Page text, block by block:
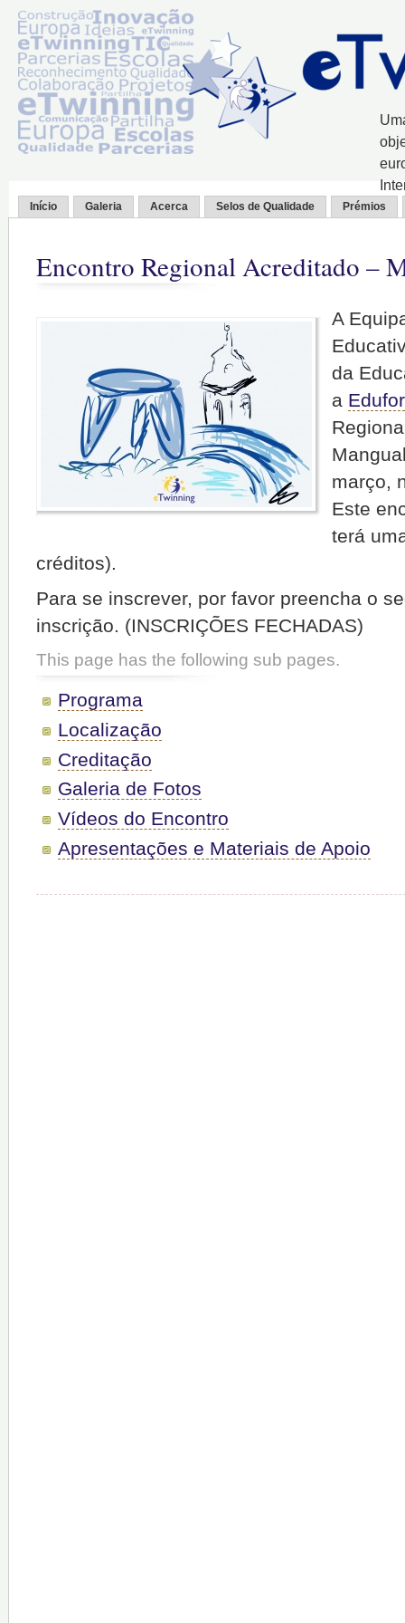
Início Galeria Acerca Selos de Qualidade Prémios
Encontro Regional Acreditado –
A
da
a Edufor
março,
Este
terá
créditos).
Para se inscrever, por favor preencha o
inscrição. (INSCRIÇÕES FECHADAS)
This page has the following sub pages.
Programa
Localização
Creditação
Galeria de Fotos
Vídeos do Encontro
Apresentações e Materiais de Apoio